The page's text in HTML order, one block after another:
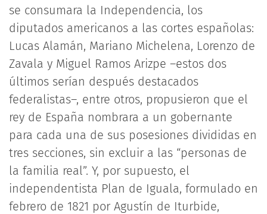
se consumara la Independencia, los
diputados americanos a las cortes españolas:
Lucas Alamán, Mariano Michelena, Lorenzo de
Zavala y Miguel Ramos Arizpe –estos dos
últimos serían después destacados
federalistas–, entre otros, propusieron que el
rey de España nombrara a un gobernante
para cada una de sus posesiones divididas en
tres secciones, sin excluir a las “personas de
la familia real”. Y, por supuesto, el
independentista Plan de Iguala, formulado en
febrero de 1821 por Agustín de Iturbide,